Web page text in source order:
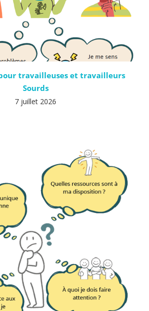
travailleuses et travailleurs
Sourds
7 juillet 2026